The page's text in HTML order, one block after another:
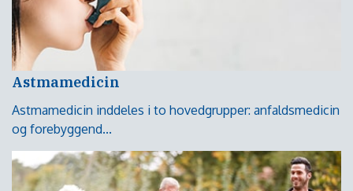
Astmamedicin
Astmamedicin inddeles i to hovedgrupper: anfaldsmedicin
og forebyggend...